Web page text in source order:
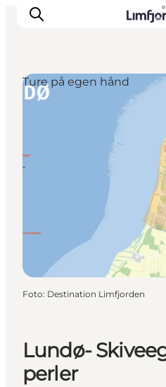
Lundø-
perler
Ture på egen hånd
Foto: Destination Limfjorden